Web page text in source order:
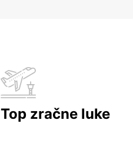
Top zračne luke